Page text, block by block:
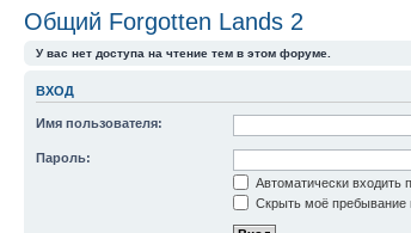
Общий Forgotten Lands 2
У вас нет доступа на чтение тем в этом форуме.
ВХОД
Имя пользователя:
Пароль:
Автоматически входить
Скрыть моё пребывание